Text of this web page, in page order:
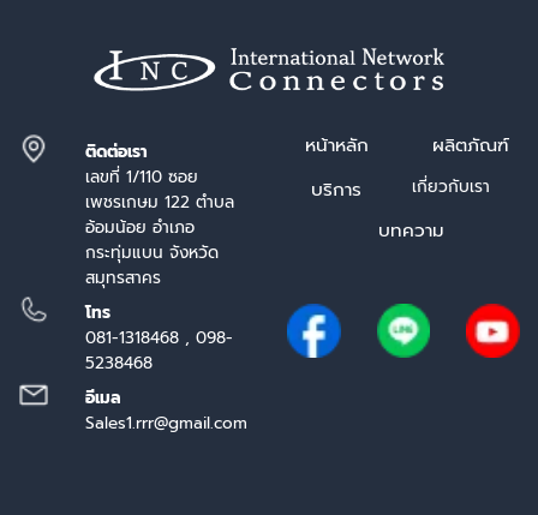
ติดต่อเรา
เลขที่ 1/110 ซอย
เพชรเกษม 122 ตำบล
อ้อมน้อย อำเภอ
กระทุ่มแบน จังหวัด
สมุทรสาคร
โทร
081-1318468 , 098-
5238468
อีเมล
Sales1.rrr@gmail.com
หน้าหลัก
ผลิตภัณฑ์
บริการ
เกี่ยวกับเรา
บทความ